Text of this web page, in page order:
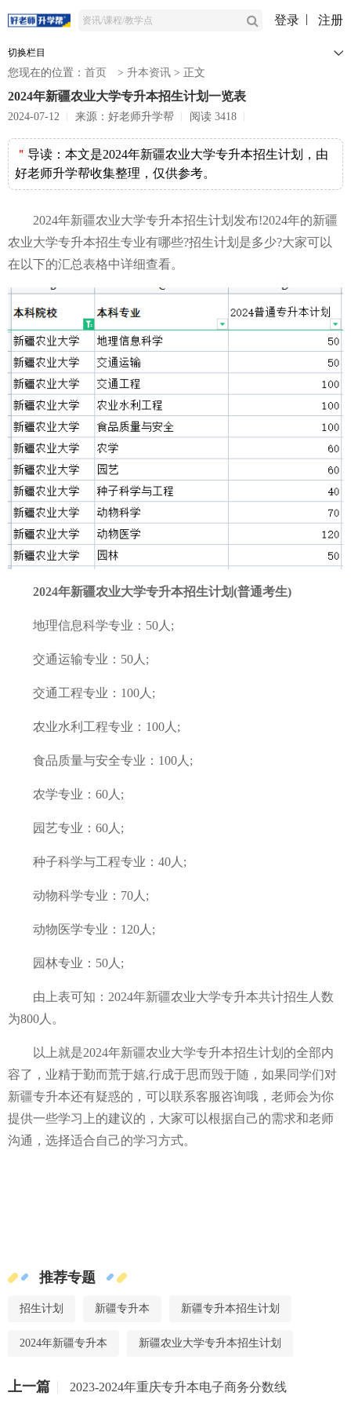
登录 注册
切换栏目
您现在的位置： 首页 > 升本资讯 > 正文
2024年新疆农业大学专升本招生计划一览表
2024-07-12 来源：好老师升学帮 阅读 3418
＂ 导读： 本文是2024年新疆农业大学专升本招生计划，由
好老师升学帮收集整理，仅供参考。
2024年新疆农业大学专升本招生计划发布!2024年的新疆
农业大学专升本招生专业有哪些?招生计划是多少?大家可以
在以下的汇总表格中详细查看。
2024年新疆农业大学专升本招生计划(普通考生)
地理信息科学专业：50人;
交通运输专业：50人;
交通工程专业：100人;
农业水利工程专业：100人;
食品质量与安全专业：100人;
农学专业：60人;
园艺专业：60人;
种子科学与工程专业：40人;
动物科学专业：70人;
动物医学专业：120人;
园林专业：50人;
由上表可知：2024年新疆农业大学专升本共计招生人数
为800人。
以上就是2024年新疆农业大学专升本招生计划的全部内
容了，业精于勤而荒于嬉,行成于思而毁于随，如果同学们对
新疆专升本还有疑惑的，可以联系客服咨询哦，老师会为你
提供一些学习上的建议的，大家可以根据自己的需求和老师
沟通，选择适合自己的学习方式。
推荐专题
招生计划 新疆专升本 新疆专升本招生计划
2024年新疆专升本 新疆农业大学专升本招生计划
上一篇 2023-2024年重庆专升本电子商务分数线